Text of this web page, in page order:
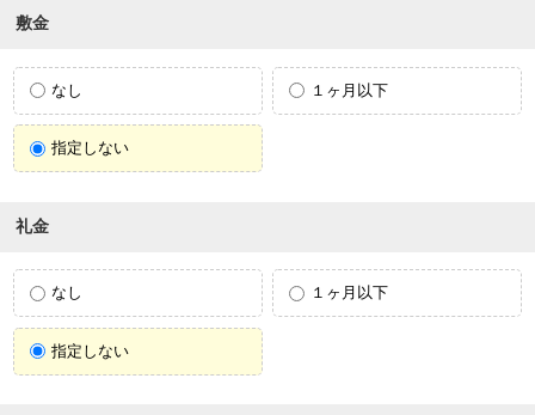
敷金
なし １ヶ月以下
指定しない
礼金
なし １ヶ月以下
指定しない